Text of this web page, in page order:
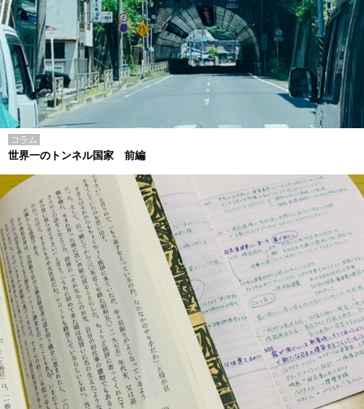
コラム
世界一のトンネル国家 前編